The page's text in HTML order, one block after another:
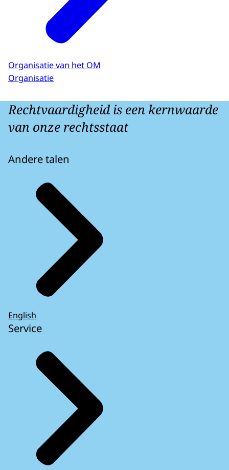
Organisatie van het OM
Organisatie
Rechtvaardigheid is een kernwaarde
van onze rechtsstaat
Andere talen
English
Service